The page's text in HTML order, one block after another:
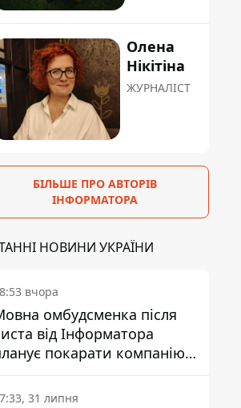
Олена
Нікітіна
ЖУРНАЛІСТ
БІЛЬШЕ ПРО АВТОРІВ
ІНФОРМАТОРА
НОВИНИ УКРАЇНИ
вчора
омбудсменка після
від Інформатора
покарати компанію-
ПриватБанку
31 липня